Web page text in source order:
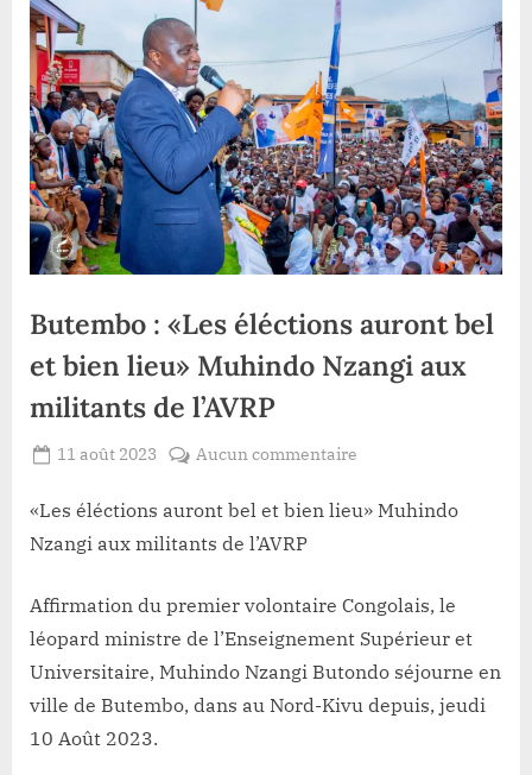
Butembo : «Les éléctions auront bel
et bien lieu» Muhindo Nzangi aux
militants de l’AVRP
Posted
11 août 2023
Lacloche
Aucun commentaire
:
bel
et
bien
lieu»
«Les éléctions auront bel et bien lieu» Muhindo
Nzangi aux militants de l’AVRP
Affirmation du premier volontaire Congolais, le
léopard ministre de l’Enseignement Supérieur et
Universitaire, Muhindo Nzangi Butondo séjourne en
ville de Butembo, dans au Nord-Kivu depuis, jeudi
10 Août 2023.